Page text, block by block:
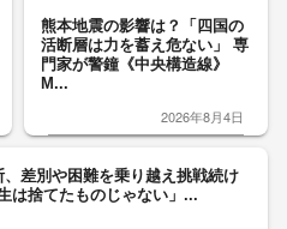
熊本地震の影響は？「四国の
活断層は力を蓄え危ない」 専
門家が警鐘《中央構造線》
M...
2026年8月4日
、差別や困難を乗り越え挑戦続け
捨てたものじゃない」...